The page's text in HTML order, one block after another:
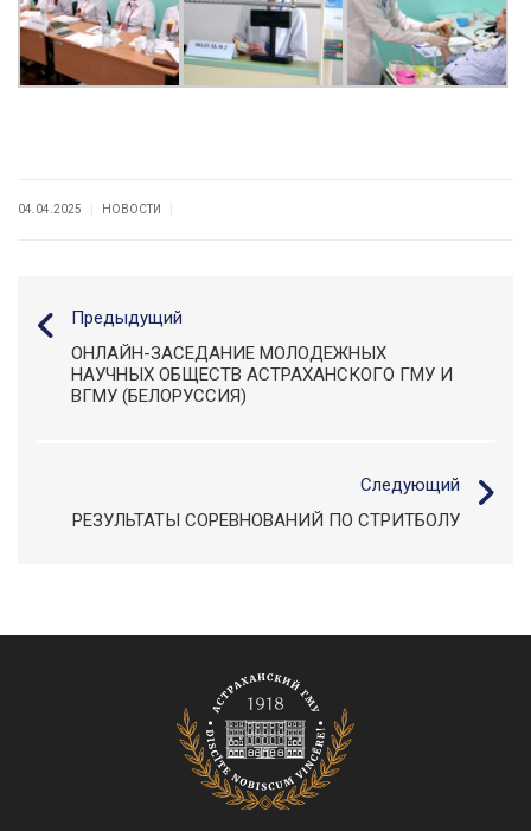
04.04.2025 НОВОСТИ
Предыдущий
ОНЛАЙН-ЗАСЕДАНИЕ МОЛОДЕЖНЫХ
НАУЧНЫХ ОБЩЕСТВ АСТРАХАНСКОГО ГМУ И
ВГМУ (БЕЛОРУССИЯ)
Следующий
РЕЗУЛЬТАТЫ СОРЕВНОВАНИЙ ПО СТРИТБОЛУ